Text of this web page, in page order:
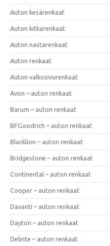
Auton kesärenkaat
Auton kitkarenkaat
Auton nastarenkaat
Auton renkaat
Auton valkosivurenkaat
Avon – auton renkaat
Barum – auton renkaat
BFGoodrich – auton renkaat
Blacklion – auton renkaat
Bridgestone – auton renkaat
Continental – auton renkaat
Cooper – auton renkaat
Davanti – auton renkaat
Dayton – auton renkaat
Delinte – auton renkaat